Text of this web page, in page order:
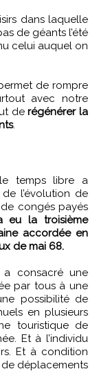
dans laquelle
de géants l’été
celui auquel on
de rompre
avec notre
derégénérer la
.
temps libre a
l’évolution de
congés payés
eu la troisième
accordée en
de mai 68.
consacré une
par tous à une
possibilité de
en plusieurs
touristique de
Et à l’individu
Et à condition
de déplacements